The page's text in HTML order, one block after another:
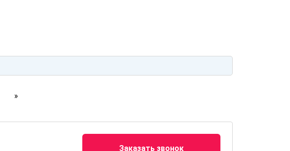
»
Заказать звонок